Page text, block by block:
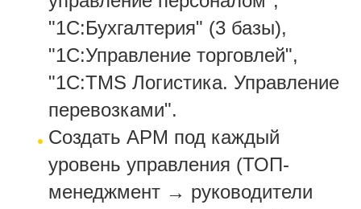
"1С:Бухгалтерия" (3 базы),
"1С:Управление торговлей",
"1С:TMS Логистика. Управление
перевозками".
Создать АРМ под каждый
уровень управления (ТОП-
менеджмент → руководители